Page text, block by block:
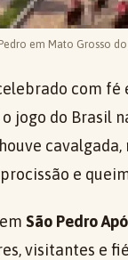
em Mato Grosso do
com
jogo do Brasil
e
São Pedro
visitantes e